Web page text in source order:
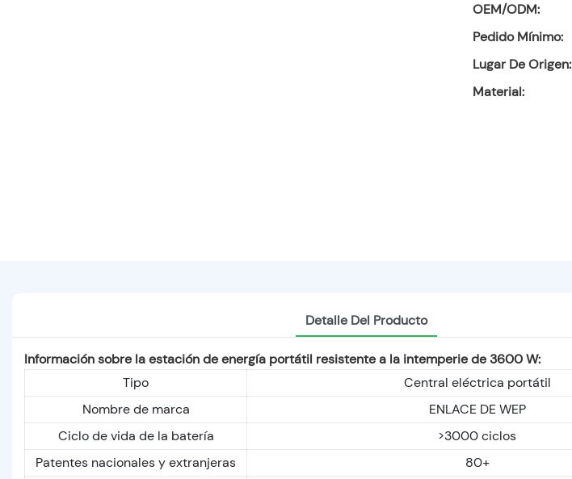
OEM/ODM:
Pedido Mínimo:
Lugar De Origen:
Material:
Detalle Del Producto
Información sobre la estación de energía portátil resistente a la intemperie de 3600 W:
Tipo
Central eléctrica portátil
Nombre de marca
ENLACE DE WEP
Ciclo de vida de la batería
>3000 ciclos
Patentes nacionales y extranjeras
80+